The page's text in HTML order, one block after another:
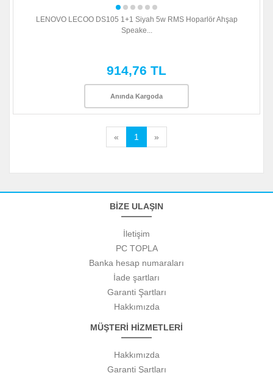
LENOVO LECOO DS105 1+1 Siyah 5w RMS Hoparlör Ahşap
Speake...
914,76 TL
Anında Kargoda
« 1 »
BİZE ULAŞIN
İletişim
PC TOPLA
Banka hesap numaraları
İade şartları
Garanti Şartları
Hakkımızda
MÜŞTERİ HİZMETLERİ
Hakkımızda
Garanti Şartları